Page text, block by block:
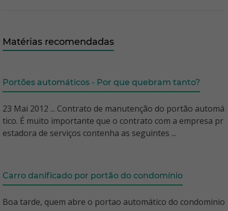
Matérias recomendadas
Portões automáticos - Por que quebram tanto?
23 Mai 2012 ... Contrato de manutenção do portão automá
tico. É muito importante que o contrato com a empresa pr
estadora de serviços contenha as seguintes ...
Carro danificado por portão do condomínio
Boa tarde, quem abre o portao automático do condominio